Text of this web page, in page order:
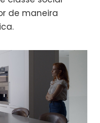
de maneira